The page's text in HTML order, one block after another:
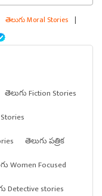
తెలుగు Moral Stories |
తెలుగు Fiction Stories
తెలుగు పత్రిక
Women Focused
Detective stories